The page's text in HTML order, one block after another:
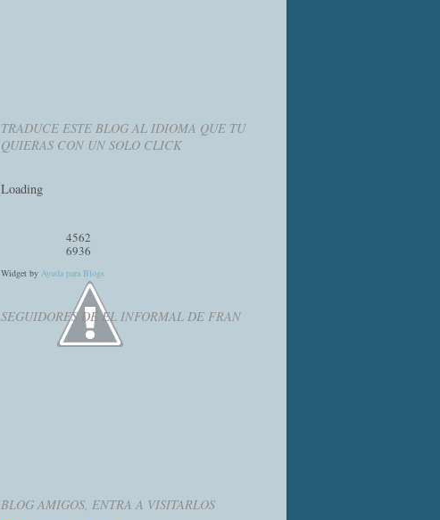
TRADUCE ESTE BLOG AL IDIOMA QUE TU
QUIERAS CON UN SOLO CLICK
Loading
4562
6936
Widget by Ayuda para Blogs
SEGUIDORES DE EL INFORMAL DE FRAN
BLOG AMIGOS, ENTRA A VISITARLOS